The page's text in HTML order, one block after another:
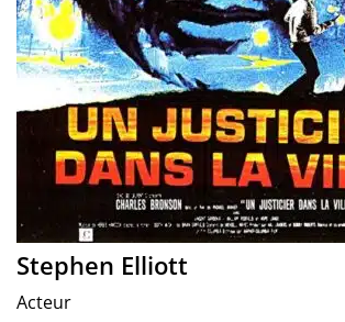
Stephen Elliott
Acteur